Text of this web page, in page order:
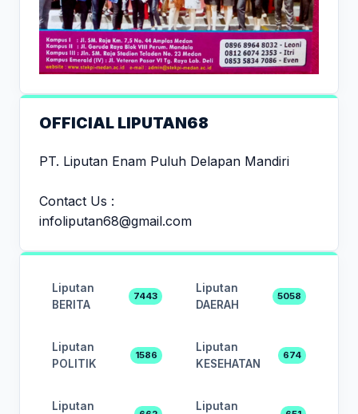
OFFICIAL LIPUTAN68
PT. Liputan Enam Puluh Delapan Mandiri
Contact Us :
infoliputan68@gmail.com
Liputan
BERITA
7443
Liputan
DAERAH
5058
Liputan
POLITIK
1586
Liputan
KESEHATAN
674
Liputan
Liputan